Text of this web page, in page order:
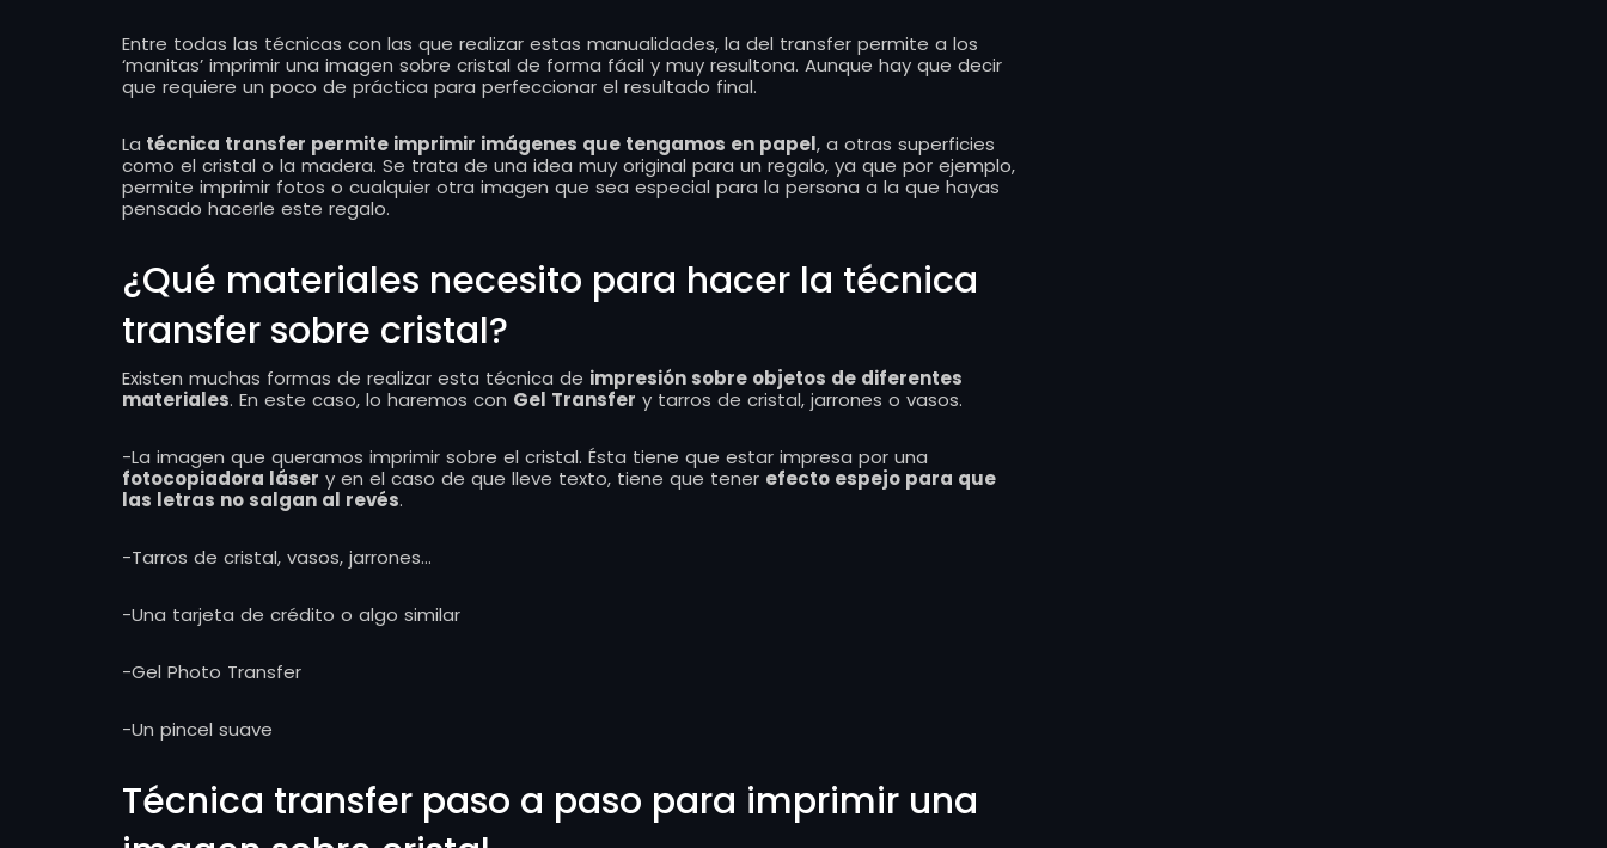
Entre todas las técnicas con las que realizar estas manualidades, la del transfer permite a los
‘manitas’ imprimir una imagen sobre cristal de forma fácil y muy resultona. Aunque hay que decir
que requiere un poco de práctica para perfeccionar el resultado final.
La técnica transfer permite imprimir imágenes que tengamos en papel, a otras superficies
como el cristal o la madera. Se trata de una idea muy original para un regalo, ya que por ejemplo,
permite imprimir fotos o cualquier otra imagen que sea especial para la persona a la que hayas
pensado hacerle este regalo.
¿Qué materiales necesito para hacer la técnica
transfer sobre cristal?
Existen muchas formas de realizar esta técnica de impresión sobre objetos de diferentes
materiales. En este caso, lo haremos con Gel Transfer y tarros de cristal, jarrones o vasos.
-La imagen que queramos imprimir sobre el cristal. Ésta tiene que estar impresa por una
fotocopiadora láser y en el caso de que lleve texto, tiene que tener efecto espejo para que
las letras no salgan al revés.
-Tarros de cristal, vasos, jarrones…
-Una tarjeta de crédito o algo similar
-Gel Photo Transfer
-Un pincel suave
Técnica transfer paso a paso para imprimir una